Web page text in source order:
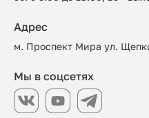
Адрес
м. Проспект Мира ул.
Мы в соцсетях